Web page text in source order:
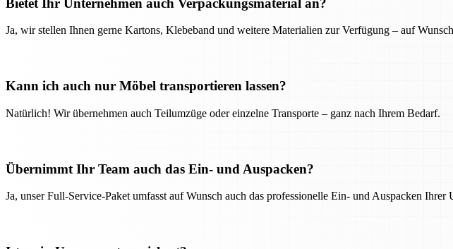
Bietet Ihr Unternehmen auch Verpackungsmaterial an?
Ja, wir stellen Ihnen gerne Kartons, Klebeband und weitere Materialien zur Verfügung – auf
Kann ich auch nur Möbel transportieren lassen?
Natürlich! Wir übernehmen auch Teilumzüge oder einzelne Transporte – ganz nach Ihrem Bedarf.
Übernimmt Ihr Team auch das Ein- und Auspacken?
Ja, unser Full-Service-Paket umfasst auf Wunsch auch das professionelle Ein- und Auspacken Ihrer